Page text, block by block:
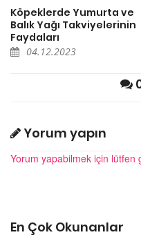
Köpeklerde Yumurta ve
Balık Yağı Takviyelerinin
Faydaları
04.12.2023
Yorum yapın
Yorum yapabilmek için lütfen
En Çok Okunanlar